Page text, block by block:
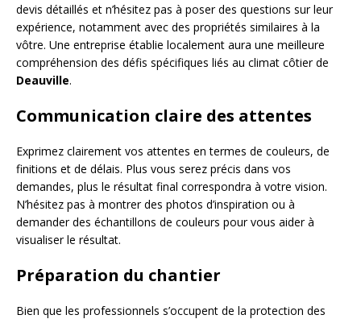
devis détaillés et n’hésitez pas à poser des questions sur leur
expérience, notamment avec des propriétés similaires à la
vôtre. Une entreprise établie localement aura une meilleure
compréhension des défis spécifiques liés au climat côtier de
Deauville.
Communication claire des attentes
Exprimez clairement vos attentes en termes de couleurs, de
finitions et de délais. Plus vous serez précis dans vos
demandes, plus le résultat final correspondra à votre vision.
N’hésitez pas à montrer des photos d’inspiration ou à
demander des échantillons de couleurs pour vous aider à
visualiser le résultat.
Préparation du chantier
Bien que les professionnels s’occupent de la protection des